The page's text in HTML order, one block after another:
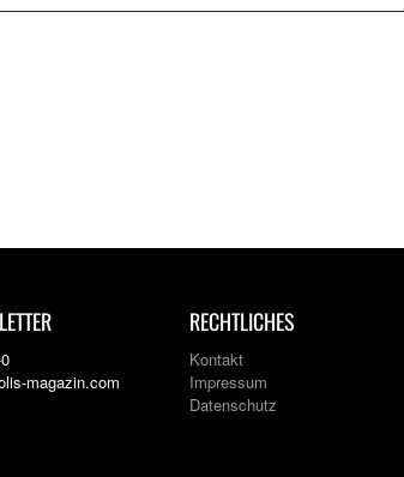
magazin.com
RECHTLICHES
Kontakt
Impressum
Datenschutz